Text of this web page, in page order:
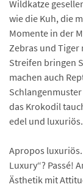
Wildkatze
wie die Kuh, die
Momente in der
Zebras und
Streifen bringen
machen auch
das Krokodil
edel und luxuriös.
Apropos
Luxury“? Passé!
Ästhetik mit